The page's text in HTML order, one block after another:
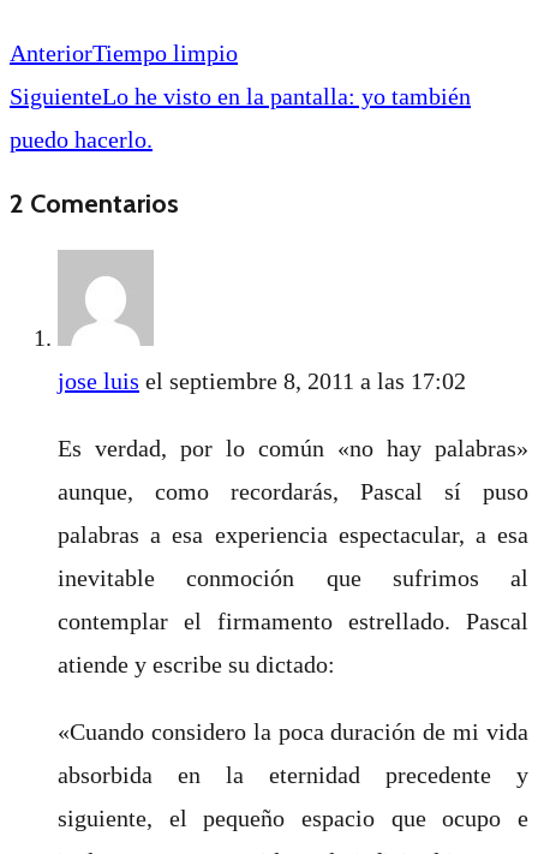
AnteriorTiempo limpio
SiguienteLo he visto en la pantalla: yo también
puedo hacerlo.
2 Comentarios
jose luis el septiembre 8, 2011 a las 17:02
Es verdad, por lo común «no hay palabras»
aunque, como recordarás, Pascal sí puso
palabras a esa experiencia espectacular, a esa
inevitable conmoción que sufrimos al
contemplar el firmamento estrellado. Pascal
atiende y escribe su dictado:
«Cuando considero la poca duración de mi vida
absorbida en la eternidad precedente y
siguiente, el pequeño espacio que ocupo e